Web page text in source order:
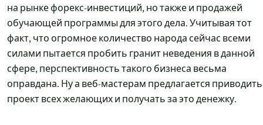
на рынке форекс-инвестиций, но также и продажей
обучающей программы для этого дела. Учитывая тот
факт, что огромное количество народа сейчас всеми
силами пытается пробить гранит неведения в данной
сфере, перспективность такого бизнеса весьма
оправдана. Ну а веб-мастерам предлагается
проект всех желающих и получать за это денежку.